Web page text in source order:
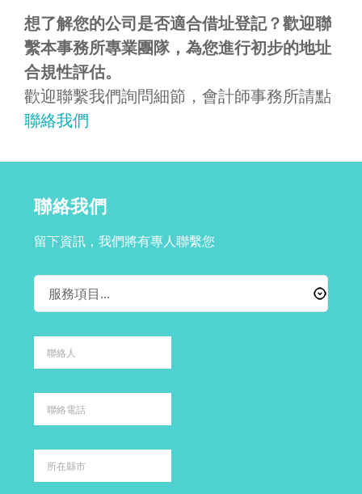
想了解您的公司是否適合借址登記？歡迎聯
繫本事務所專業團隊，為您進行初步的地址
合規性評估。
歡迎聯繫我們詢問細節，會計師事務所請點
聯絡我們
聯絡我們
留下資訊，我們將有專人聯繫您